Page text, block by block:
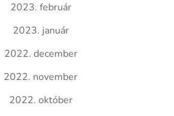
2023. február
2023. január
2022. december
2022. november
2022. október